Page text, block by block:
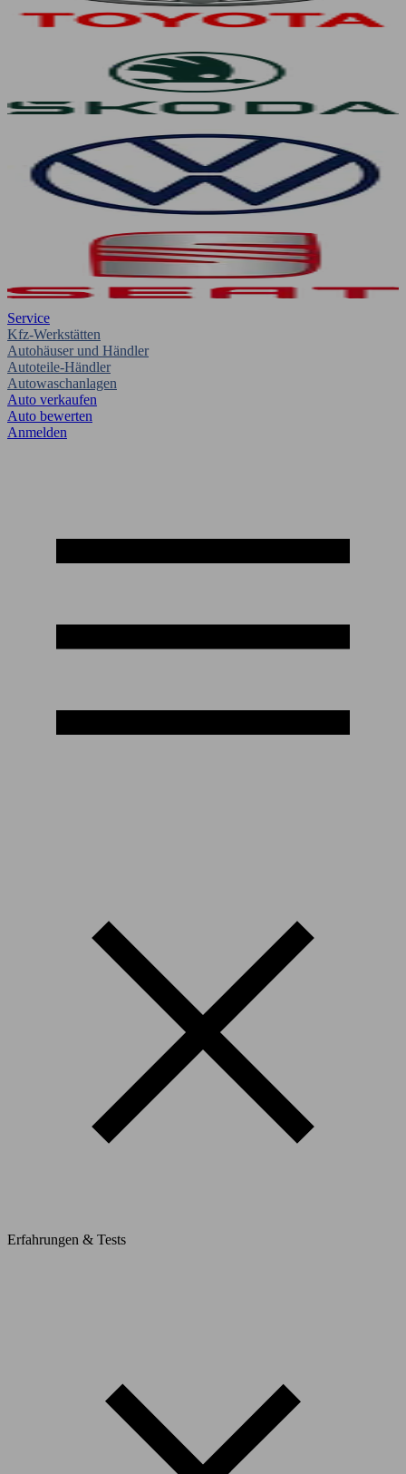
Service
Kfz-Werkstätten
Autohäuser und Händler
Autoteile-Händler
Autowaschanlagen
Auto verkaufen
Auto bewerten
Anmelden
Erfahrungen & Tests